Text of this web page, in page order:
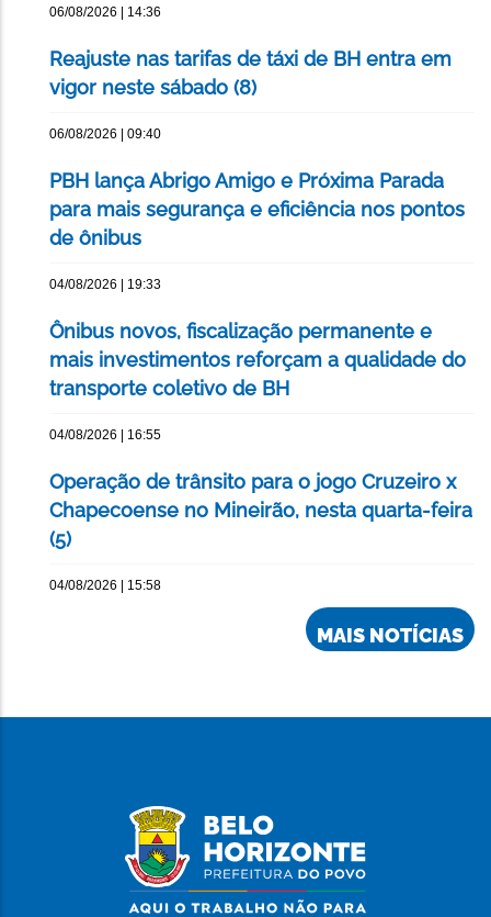
06/08/2026 | 14:36
Reajuste nas tarifas de táxi de BH entra em
vigor neste sábado (8)
06/08/2026 | 09:40
PBH lança Abrigo Amigo e Próxima Parada
para mais segurança e eficiência nos pontos
de ônibus
04/08/2026 | 19:33
Ônibus novos, fiscalização permanente e
mais investimentos reforçam a qualidade do
transporte coletivo de BH
04/08/2026 | 16:55
Operação de trânsito para o jogo Cruzeiro x
Chapecoense no Mineirão, nesta quarta-feira
(5)
04/08/2026 | 15:58
MAIS NOTÍCIAS